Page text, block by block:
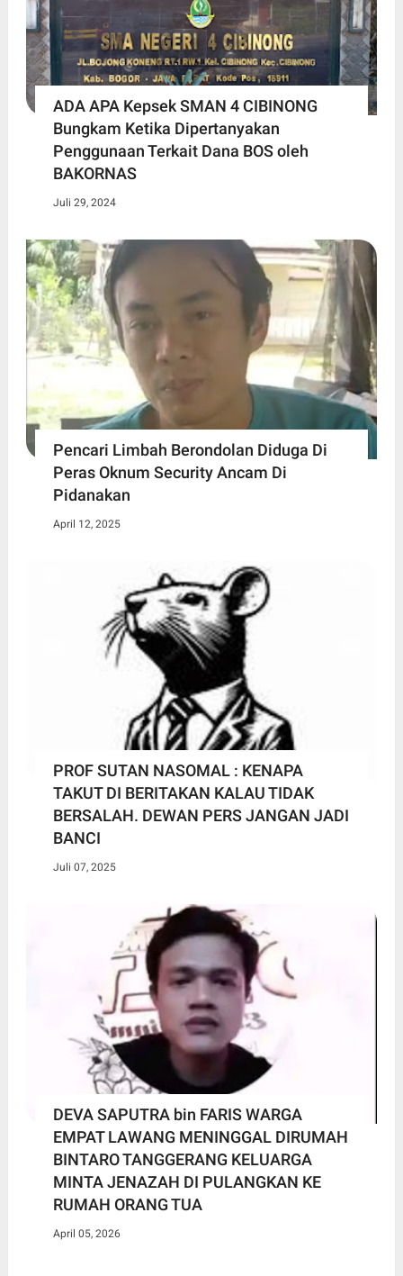
ADA APA Kepsek SMAN 4 CIBINONG
Bungkam Ketika Dipertanyakan
Penggunaan Terkait Dana BOS oleh
BAKORNAS
Juli 29, 2024
Pencari Limbah Berondolan Diduga Di
Peras Oknum Security Ancam Di
Pidanakan
April 12, 2025
PROF SUTAN NASOMAL : KENAPA
TAKUT DI BERITAKAN KALAU TIDAK
BERSALAH. DEWAN PERS JANGAN JADI
BANCI
Juli 07, 2025
DEVA SAPUTRA bin FARIS WARGA
EMPAT LAWANG MENINGGAL DIRUMAH
BINTARO TANGGERANG KELUARGA
MINTA JENAZAH DI PULANGKAN KE
RUMAH ORANG TUA
April 05, 2026